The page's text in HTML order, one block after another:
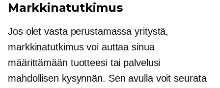
Markkinatutkimus
Jos olet vasta perustamassa yritystä,
markkinatutkimus voi auttaa sinua
määrittämään tuotteesi tai palvelusi
mahdollisen kysynnän. Sen avulla voit seurata